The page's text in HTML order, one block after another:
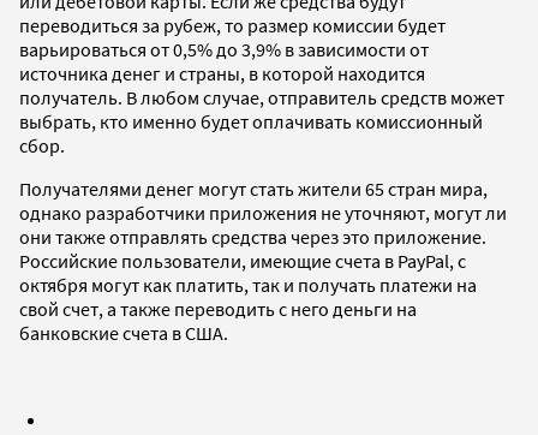
переводиться за рубеж, то размер комиссии будет
варьироваться от 0,5% до 3,9% в зависимости от
источника денег и страны, в которой находится
получатель. В любом случае, отправитель средств может
выбрать, кто именно будет оплачивать комиссионный
сбор.
Получателями денег могут стать жители 65 стран мира,
однако разработчики приложения не уточняют, могут ли
они также отправлять средства через это приложение.
Российские пользователи, имеющие счета в PayPal, с
октября могут как платить, так и получать платежи на
свой счет, а также переводить с него деньги на
банковские счета в США.